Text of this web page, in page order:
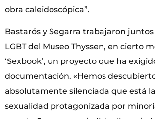
obra caleidoscópica”.
Bastarós y Segarra trabajaron
LGBT del Museo Thyssen, en cierto
‘Sexbook’, un proyecto que ha
documentación. «Hemos
absolutamente silenciada que está
sexualidad protagonizada por